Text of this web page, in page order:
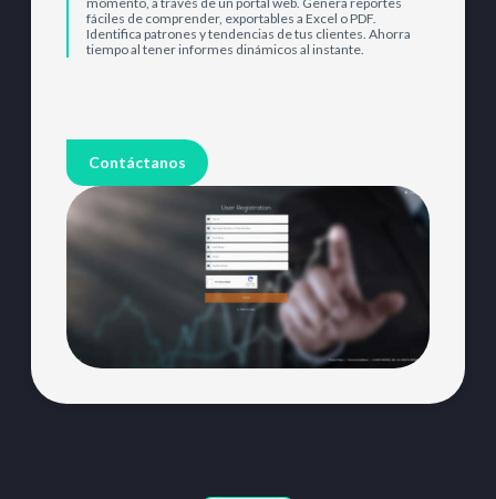
fáciles de comprender, exportables a Excel o PDF.
Identifica patrones y tendencias de tus clientes. Ahorra
tiempo al tener informes dinámicos al instante.
Contáctanos